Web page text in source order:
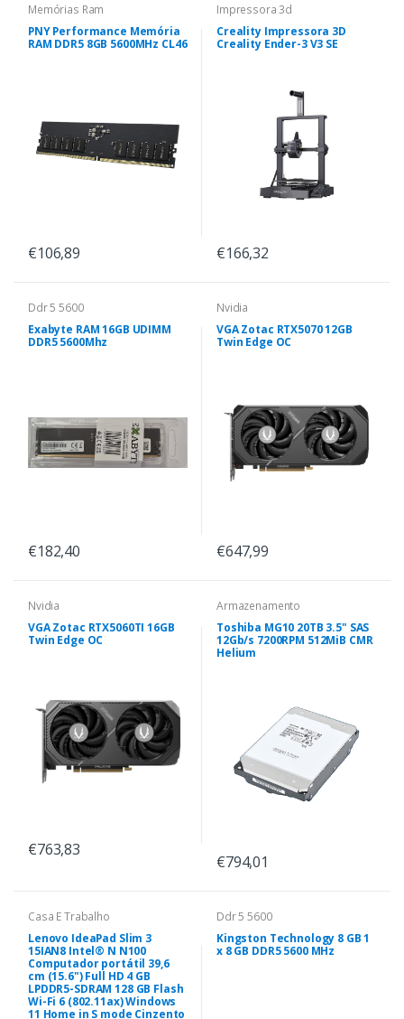
Memórias Ram
PNY Performance Memória
RAM DDR5 8GB 5600MHz CL46
€106,89
Impressora 3d
Creality Impressora 3D
Creality Ender-3 V3 SE
€166,32
Ddr 5 5600
Exabyte RAM 16GB UDIMM
DDR5 5600Mhz
€182,40
Nvidia
VGA Zotac RTX5070 12GB
Twin Edge OC
€647,99
Nvidia
VGA Zotac RTX5060TI 16GB
Twin Edge OC
€763,83
Armazenamento
Toshiba MG10 20TB 3.5" SAS
12Gb/s 7200RPM 512MiB CMR
Helium
€794,01
Casa E Trabalho
Lenovo IdeaPad Slim 3
15IAN8 Intel® N N100
Computador portátil 39,6
cm (15.6") Full HD 4 GB
LPDDR5-SDRAM 128 GB Flash
Wi-Fi 6 (802.11ax) Windows
11 Home in S mode Cinzento
Ddr 5 5600
Kingston Technology 8 GB 1
x 8 GB DDR5 5600 MHz